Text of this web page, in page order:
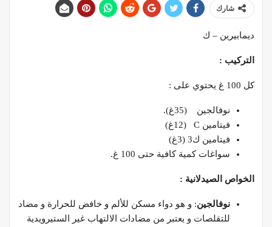
شارك
ديمابيرين – ك
التركيب :
كل 100 غ يحتوي على :
نوفالجين (35غ).
فيتامين C (12غ)
فيتامين ك3 (3غ)
سواغات كمية كافية حتى 100 غ.
الخواص الصيدلانية :
نوفالجين: و هو دواء مسكن للألم و خافض للحرارة و مضاد
للتقلصات و يعتبر من مضادات الالتهاب غير الستيرويدية